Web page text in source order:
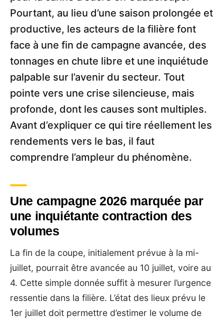
Pourtant, au lieu d’une saison prolongée et
productive, les acteurs de la filière font
face à une fin de campagne avancée, des
tonnages en chute libre et une inquiétude
palpable sur l’avenir du secteur. Tout
pointe vers une crise silencieuse, mais
profonde, dont les causes sont multiples.
Avant d’expliquer ce qui tire réellement les
rendements vers le bas, il faut
comprendre l’ampleur du phénomène.
Une campagne 2026 marquée par
une inquiétante contraction des
volumes
La fin de la coupe, initialement prévue à la mi-
juillet, pourrait être avancée au 10 juillet, voire au
4. Cette simple donnée suffit à mesurer l’urgence
ressentie dans la filière. L’état des lieux prévu le
1er juillet doit permettre d’estimer le volume de